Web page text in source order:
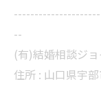
--
(有)結婚相談ジ
住所 : 山口県宇